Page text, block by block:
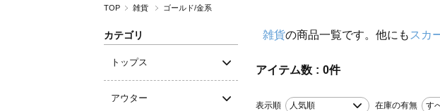
TOP 雑貨 ゴールド/金系
カテゴリ
トップス
アウター
雑貨の商品一覧です。他にも スカ
アイテム数 0件
表示順 人気順 在庫の有無 す